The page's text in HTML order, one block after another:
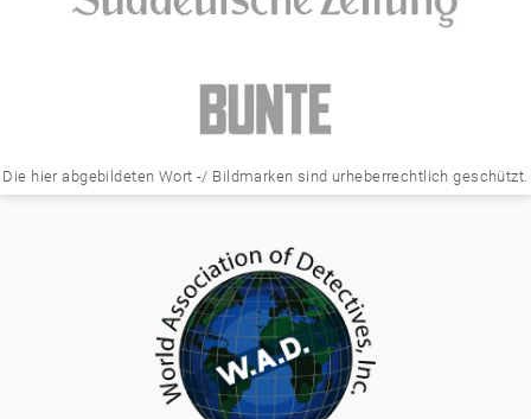
Die hier abgebildeten Wort -/ Bildmarken sind urheberrechtlich geschützt.